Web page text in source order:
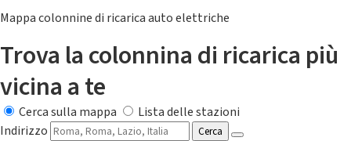
Mappa colonnine di ricarica auto elettriche
Trova la colonnina di ricarica più
vicina a te
Cerca sulla mappa
Lista delle stazioni
Indirizzo
Cerca